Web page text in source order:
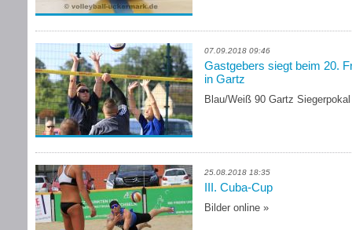
07.09.2018 09:46
Gastgebers siegt beim 20.
in Gartz
Blau/Weiß 90 Gartz
25.08.2018 18:35
III. Cuba-Cup
Bilder online »